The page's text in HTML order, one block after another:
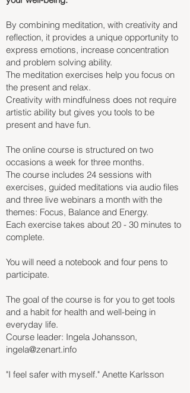
By combining meditation, with creativity and
reflection, it provides a unique opportunity to
express emotions, increase concentration
and problem solving ability.
The meditation exercises help you focus on
the present and relax.
Creativity with mindfulness does not require
artistic ability but gives you tools to be
present and have fun.
The online course is structured on two
occasions a week for three months.
The course includes 24 sessions with
exercises, guided meditations via audio files
and three live webinars a month with the
themes: Focus, Balance and Energy.
Each exercise takes about 20 - 30 minutes to
complete.
You will need a notebook and four pens to
participate.
The goal of the course is for you to get tools
and a habit for health and well-being in
everyday life.
Course leader: Ingela Johansson,
ingela@zenart.info
"I feel safer with myself." Anette Karlsson